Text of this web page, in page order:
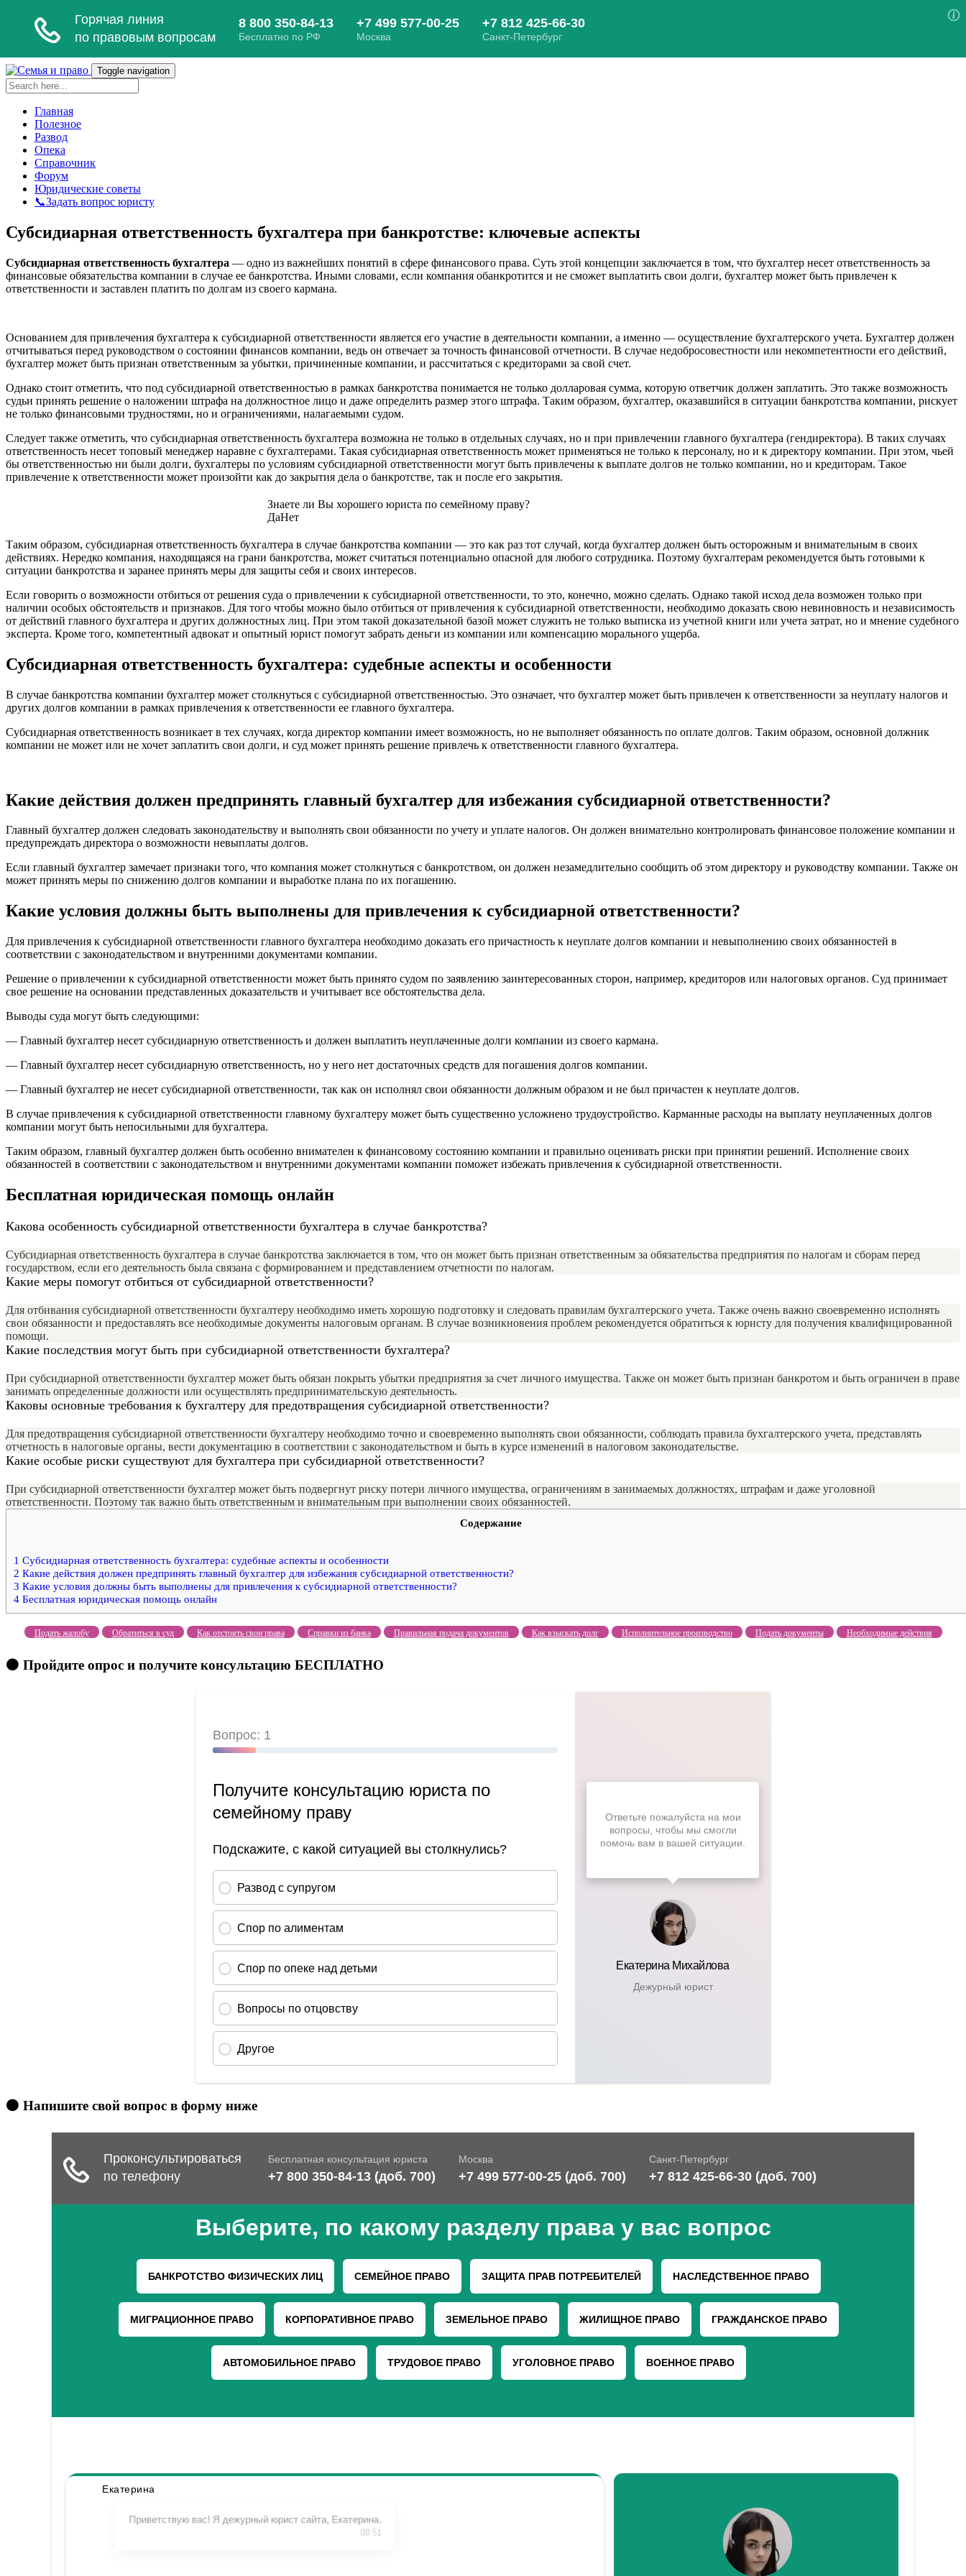
Toggle navigation
Главная
Полезное
Развод
Опека
Справочник
Форум
Юридические советы
📞Задать вопрос юристу
Субсидиарная ответственность бухгалтера при банкротстве: ключевые аспекты
Субсидиарная ответственность бухгалтера — одно из важнейших понятий в сфере финансового права. Суть этой концепции заключается в том, что бухгалтер несет ответственность за
финансовые обязательства компании в случае ее банкротства. Иными словами, если компания обанкротится и не сможет выплатить свои долги, бухгалтер может быть привлечен к
ответственности и заставлен платить по долгам из своего кармана.
Основанием для привлечения бухгалтера к субсидиарной ответственности является его участие в деятельности компании, а именно — осуществление бухгалтерского учета. Бухгалтер должен
отчитываться перед руководством о состоянии финансов компании, ведь он отвечает за точность финансовой отчетности. В случае недобросовестности или некомпетентности его действий,
бухгалтер может быть признан ответственным за убытки, причиненные компании, и рассчитаться с кредиторами за свой счет.
Однако стоит отметить, что под субсидиарной ответственностью в рамках банкротства понимается не только долларовая сумма, которую ответчик должен заплатить. Это также возможность
судьи принять решение о наложении штрафа на должностное лицо и даже определить размер этого штрафа. Таким образом, бухгалтер, оказавшийся в ситуации банкротства компании, рискует
не только финансовыми трудностями, но и ограничениями, налагаемыми судом.
Следует также отметить, что субсидиарная ответственность бухгалтера возможна не только в отдельных случаях, но и при привлечении главного бухгалтера (гендиректора). В таких случаях
ответственность несет топовый менеджер наравне с бухгалтерами. Такая субсидиарная ответственность может применяться не только к персоналу, но и к директору компании. При этом, чьей
бы ответственностью ни были долги, бухгалтеры по условиям субсидиарной ответственности могут быть привлечены к выплате долгов не только компании, но и кредиторам. Такое
привлечение к ответственности может произойти как до закрытия дела о банкротстве, так и после его закрытия.
Знаете ли Вы хорошего юриста по семейному праву?
ДаНет
Таким образом, субсидиарная ответственность бухгалтера в случае банкротства компании — это как раз тот случай, когда бухгалтер должен быть осторожным и внимательным в своих
действиях. Нередко компания, находящаяся на грани банкротства, может считаться потенциально опасной для любого сотрудника. Поэтому бухгалтерам рекомендуется быть готовыми к
ситуации банкротства и заранее принять меры для защиты себя и своих интересов.
Если говорить о возможности отбиться от решения суда о привлечении к субсидиарной ответственности, то это, конечно, можно сделать. Однако такой исход дела возможен только при
наличии особых обстоятельств и признаков. Для того чтобы можно было отбиться от привлечения к субсидиарной ответственности, необходимо доказать свою невиновность и независимость
от действий главного бухгалтера и других должностных лиц. При этом такой доказательной базой может служить не только выписка из учетной книги или учета затрат, но и мнение судебного
эксперта. Кроме того, компетентный адвокат и опытный юрист помогут забрать деньги из компании или компенсацию морального ущерба.
Субсидиарная ответственность бухгалтера: судебные аспекты и особенности
В случае банкротства компании бухгалтер может столкнуться с субсидиарной ответственностью. Это означает, что бухгалтер может быть привлечен к ответственности за неуплату налогов и
других долгов компании в рамках привлечения к ответственности ее главного бухгалтера.
Субсидиарная ответственность возникает в тех случаях, когда директор компании имеет возможность, но не выполняет обязанность по оплате долгов. Таким образом, основной должник
компании не может или не хочет заплатить свои долги, и суд может принять решение привлечь к ответственности главного бухгалтера.
Какие действия должен предпринять главный бухгалтер для избежания субсидиарной ответственности?
Главный бухгалтер должен следовать законодательству и выполнять свои обязанности по учету и уплате налогов. Он должен внимательно контролировать финансовое положение компании и
предупреждать директора о возможности невыплаты долгов.
Если главный бухгалтер замечает признаки того, что компания может столкнуться с банкротством, он должен незамедлительно сообщить об этом директору и руководству компании. Также он
может принять меры по снижению долгов компании и выработке плана по их погашению.
Какие условия должны быть выполнены для привлечения к субсидиарной ответственности?
Для привлечения к субсидиарной ответственности главного бухгалтера необходимо доказать его причастность к неуплате долгов компании и невыполнению своих обязанностей в
соответствии с законодательством и внутренними документами компании.
Решение о привлечении к субсидиарной ответственности может быть принято судом по заявлению заинтересованных сторон, например, кредиторов или налоговых органов. Суд принимает
свое решение на основании представленных доказательств и учитывает все обстоятельства дела.
Выводы суда могут быть следующими:
— Главный бухгалтер несет субсидиарную ответственность и должен выплатить неуплаченные долги компании из своего кармана.
— Главный бухгалтер несет субсидиарную ответственность, но у него нет достаточных средств для погашения долгов компании.
— Главный бухгалтер не несет субсидиарной ответственности, так как он исполнял свои обязанности должным образом и не был причастен к неуплате долгов.
В случае привлечения к субсидиарной ответственности главному бухгалтеру может быть существенно усложнено трудоустройство. Карманные расходы на выплату неуплаченных долгов
компании могут быть непосильными для бухгалтера.
Таким образом, главный бухгалтер должен быть особенно внимателен к финансовому состоянию компании и правильно оценивать риски при принятии решений. Исполнение своих
обязанностей в соответствии с законодательством и внутренними документами компании поможет избежать привлечения к субсидиарной ответственности.
Бесплатная юридическая помощь онлайн
Какова особенность субсидиарной ответственности бухгалтера в случае банкротства?
Субсидиарная ответственность бухгалтера в случае банкротства заключается в том, что он может быть признан ответственным за обязательства предприятия по налогам и сборам перед
государством, если его деятельность была связана с формированием и представлением отчетности по налогам.
Какие меры помогут отбиться от субсидиарной ответственности?
Для отбивания субсидиарной ответственности бухгалтеру необходимо иметь хорошую подготовку и следовать правилам бухгалтерского учета. Также очень важно своевременно исполнять
свои обязанности и предоставлять все необходимые документы налоговым органам. В случае возникновения проблем рекомендуется обратиться к юристу для получения квалифицированной
помощи.
Какие последствия могут быть при субсидиарной ответственности бухгалтера?
При субсидиарной ответственности бухгалтер может быть обязан покрыть убытки предприятия за счет личного имущества. Также он может быть признан банкротом и быть ограничен в праве
занимать определенные должности или осуществлять предпринимательскую деятельность.
Каковы основные требования к бухгалтеру для предотвращения субсидиарной ответственности?
Для предотвращения субсидиарной ответственности бухгалтеру необходимо точно и своевременно выполнять свои обязанности, соблюдать правила бухгалтерского учета, представлять
отчетность в налоговые органы, вести документацию в соответствии с законодательством и быть в курсе изменений в налоговом законодательстве.
Какие особые риски существуют для бухгалтера при субсидиарной ответственности?
При субсидиарной ответственности бухгалтер может быть подвергнут риску потери личного имущества, ограничениям в занимаемых должностях, штрафам и даже уголовной
ответственности. Поэтому так важно быть ответственным и внимательным при выполнении своих обязанностей.
Содержание
1 Субсидиарная ответственность бухгалтера: судебные аспекты и особенности
2 Какие действия должен предпринять главный бухгалтер для избежания субсидиарной ответственности?
3 Какие условия должны быть выполнены для привлечения к субсидиарной ответственности?
4 Бесплатная юридическая помощь онлайн
Подать жалобу Обратиться в суд Как отстоять свои права Справки из банка Правильная подача документов Как взыскать долг Исполнительное производство Подать документы Необходимые действия
🟠 Пройдите опрос и получите консультацию БЕСПЛАТНО
🟠 Напишите свой вопрос в форму ниже